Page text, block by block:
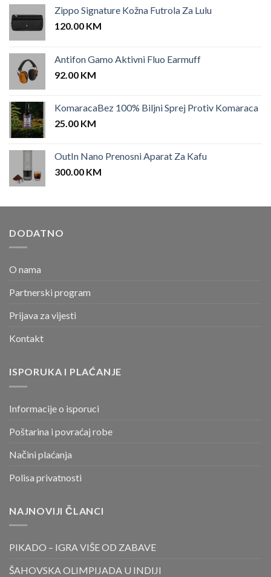
Zippo Signature Kožna Futrola Za Lulu
120.00 KM
Antifon Gamo Aktivni Fluo Earmuff
92.00 KM
KomaracaBez 100% Biljni Sprej Protiv Komaraca
25.00 KM
OutIn Nano Prenosni Aparat Za Kafu
300.00 KM
DODATNO
O nama
Partnerski program
Prijava za vijesti
Kontakt
ISPORUKA I PLAĆANJE
Informacije o isporuci
Poštarina i povraćaj robe
Načini plaćanja
Polisa privatnosti
NAJNOVIJI ČLANCI
PIKADO – IGRA VIŠE OD ZABAVE
ŠAHOVSKA OLIMPIJADA U INDIJI